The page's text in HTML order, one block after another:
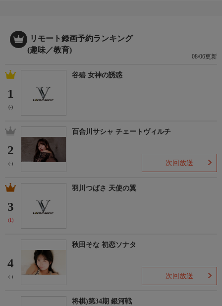
リモート録画予約ランキング
(趣味／教育)
08/06更新
1
(-)
谷碧 女神の誘惑
2
(-)
百合川サシャ チェートヴィルチ
次回放送
3
(1)
羽川つばさ 天使の翼
4
(-)
秋田そな 初恋ソナタ
次回放送
将棋)第34期 銀河戦